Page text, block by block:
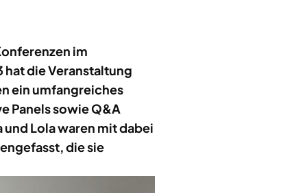
im
hat die Veranstaltung
ein umfangreiches
Panels sowie Q&A
Lola waren mit dabei
die sie